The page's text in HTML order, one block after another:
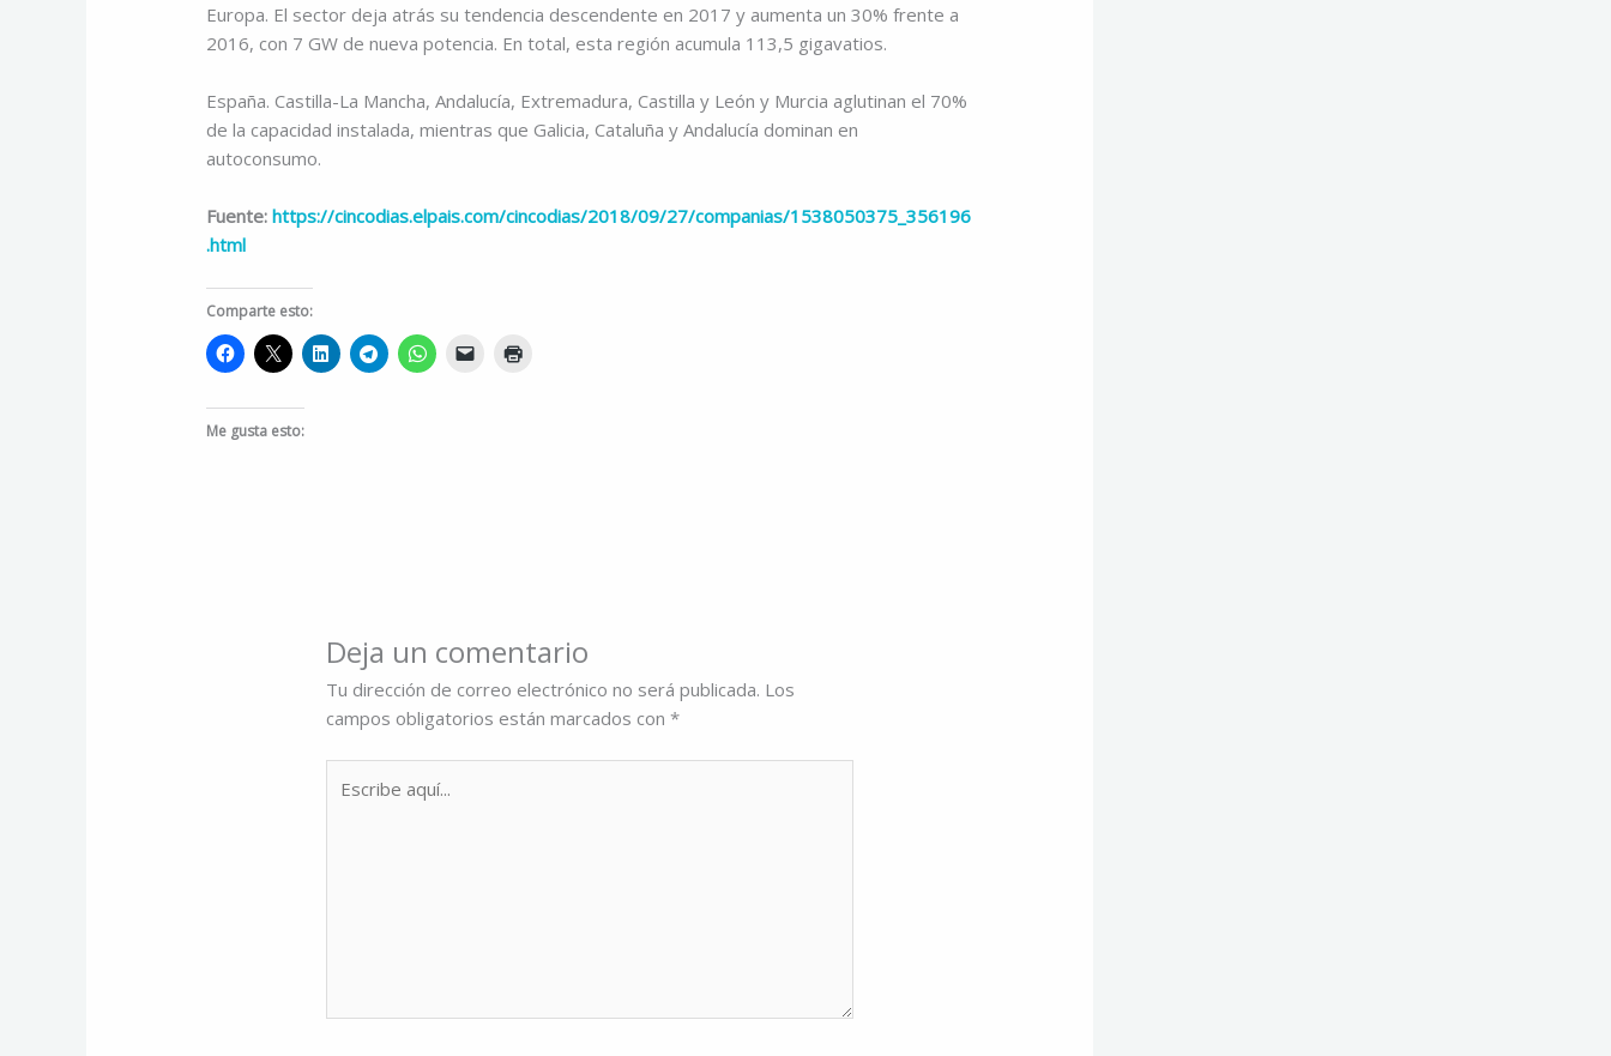
Europa. El sector deja atrás su tendencia descendente en 2017 y aumenta un 30% frente a
2016, con 7 GW de nueva potencia. En total, esta región acumula 113,5 gigavatios.
España. Castilla-La Mancha, Andalucía, Extremadura, Castilla y León y Murcia aglutinan el 70%
de la capacidad instalada, mientras que Galicia, Cataluña y Andalucía dominan en
autoconsumo.
Fuente:https://cincodias.elpais.com/cincodias/2018/09/27/companias/1538050375_356196
.html
Comparte esto:
Me gusta esto:
Deja un comentario
Tu dirección de correo electrónico no será publicada. Los
campos obligatorios están marcados con*
aquí...